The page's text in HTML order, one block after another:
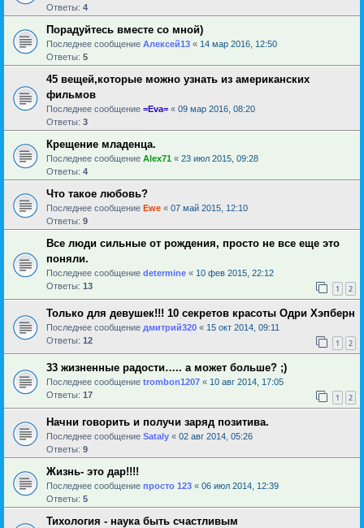
Ответы: 4
Порадуйтесь вместе со мной)
Последнее сообщение Алексей13 « 14 мар 2016, 12:50
Ответы: 5
45 вещей,которые можно узнать из американских
фильмов
Последнее сообщение =Eva= « 09 мар 2016, 08:20
Ответы: 3
Крещение младенца.
Последнее сообщение Alex71 « 23 июл 2015, 09:28
Ответы: 4
Что такое любовь?
Последнее сообщение Ewe « 07 май 2015, 12:10
Ответы: 9
Все люди сильные от рождения, просто не все еще это
поняли.
Последнее сообщение determine « 10 фев 2015, 22:12
Ответы: 13 1 2
Только для девушек!!! 10 секретов красоты Одри Хэпберн
Последнее сообщение дмитрий320 « 15 окт 2014, 09:11
Ответы: 12 1 2
33 жизненные радости….. а может больше? ;)
Последнее сообщение trombon1207 « 10 авг 2014, 17:05
Ответы: 17 1 2
Начни говорить и получи заряд позитива.
Последнее сообщение Sataly « 02 авг 2014, 05:26
Ответы: 9
Жизнь- это дар!!!!
Последнее сообщение просто 123 « 06 июл 2014, 12:39
Ответы: 5
Тихология - наука быть счастливым